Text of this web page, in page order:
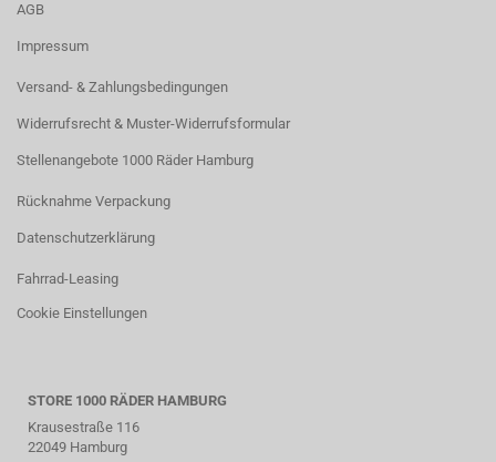
AGB
Impressum
Versand- & Zahlungsbedingungen
Widerrufsrecht & Muster-Widerrufsformular
Stellenangebote 1000 Räder Hamburg
Rücknahme Verpackung
Datenschutzerklärung
Fahrrad-Leasing
Cookie Einstellungen
STORE 1000 RÄDER HAMBURG
Krausestraße 116
22049 Hamburg